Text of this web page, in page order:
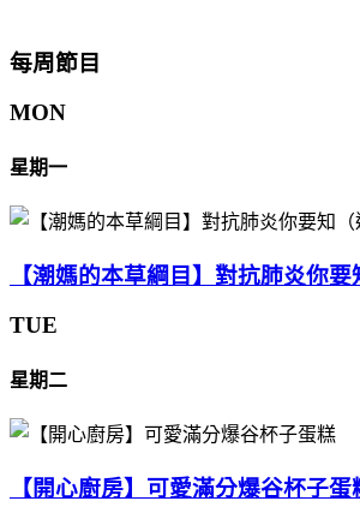
每周節目
MON
星期一
【潮媽的本草綱目】對抗肺炎你要
TUE
星期二
【開心廚房】可愛滿分爆谷杯子蛋